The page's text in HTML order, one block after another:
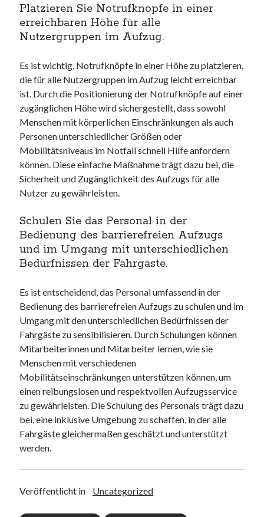
Platzieren Sie Notrufknöpfe in einer
erreichbaren Höhe für alle
Nutzergruppen im Aufzug.
Es ist wichtig, Notrufknöpfe in einer Höhe zu platzieren,
die für alle Nutzergruppen im Aufzug leicht erreichbar
ist. Durch die Positionierung der Notrufknöpfe auf einer
zugänglichen Höhe wird sichergestellt, dass sowohl
Menschen mit körperlichen Einschränkungen als auch
Personen unterschiedlicher Größen oder
Mobilitätsniveaus im Notfall schnell Hilfe anfordern
können. Diese einfache Maßnahme trägt dazu bei, die
Sicherheit und Zugänglichkeit des Aufzugs für alle
Nutzer zu gewährleisten.
Schulen Sie das Personal in der
Bedienung des barrierefreien Aufzugs
und im Umgang mit unterschiedlichen
Bedürfnissen der Fahrgäste.
Es ist entscheidend, das Personal umfassend in der
Bedienung des barrierefreien Aufzugs zu schulen und im
Umgang mit den unterschiedlichen Bedürfnissen der
Fahrgäste zu sensibilisieren. Durch Schulungen können
Mitarbeiterinnen und Mitarbeiter lernen, wie sie
Menschen mit verschiedenen
Mobilitätseinschränkungen unterstützen können, um
einen reibungslosen und respektvollen Aufzugsservice
zu gewährleisten. Die Schulung des Personals trägt dazu
bei, eine inklusive Umgebung zu schaffen, in der alle
Fahrgäste gleichermaßen geschätzt und unterstützt
werden.
Veröffentlicht in Uncategorized